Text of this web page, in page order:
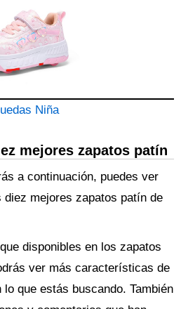
Niña
mejores zapatos patín
a continuación, puedes ver
mejores zapatos patín de
disponibles en los zapatos
ver más características de
que estás buscando. También